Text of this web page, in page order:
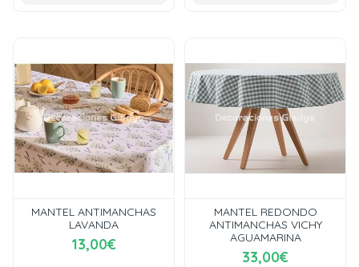
MANTEL ANTIMANCHAS
LAVANDA
13,00€
MANTEL REDONDO
ANTIMANCHAS VICHY
AGUAMARINA
33,00€